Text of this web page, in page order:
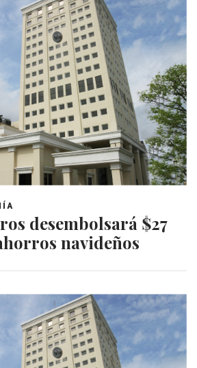
desembolsará $27
navideños